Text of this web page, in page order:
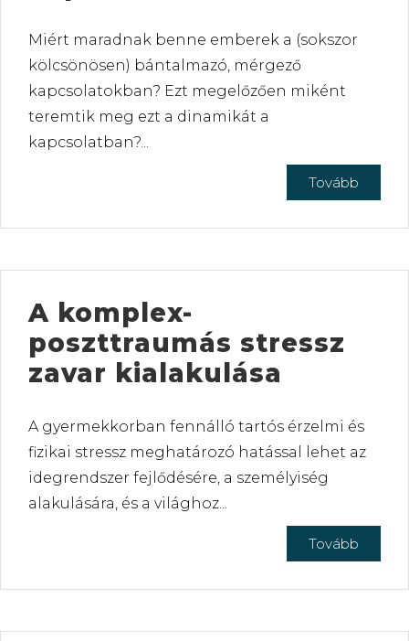
Miért maradnak benne emberek a (sokszor
kölcsönösen) bántalmazó, mérgező
kapcsolatokban? Ezt megelőzően miként
teremtik meg ezt a dinamikát a
kapcsolatban?...
Tovább
A komplex-
poszttraumás stressz
zavar kialakulása
A gyermekkorban fennálló tartós érzelmi és
fizikai stressz meghatározó hatással lehet az
idegrendszer fejlődésére, a személyiség
alakulására, és a világhoz...
Tovább